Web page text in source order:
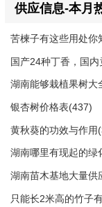
供应信息-本月
苦楝子有这些用处你
国产24种丁香，国
湖南能够栽植果树大
银杏树价格表(437)
黄秋葵的功效与作用
湖南哪里有现起的绿
湖南苗木基地大量供
只能长2米高的竹子